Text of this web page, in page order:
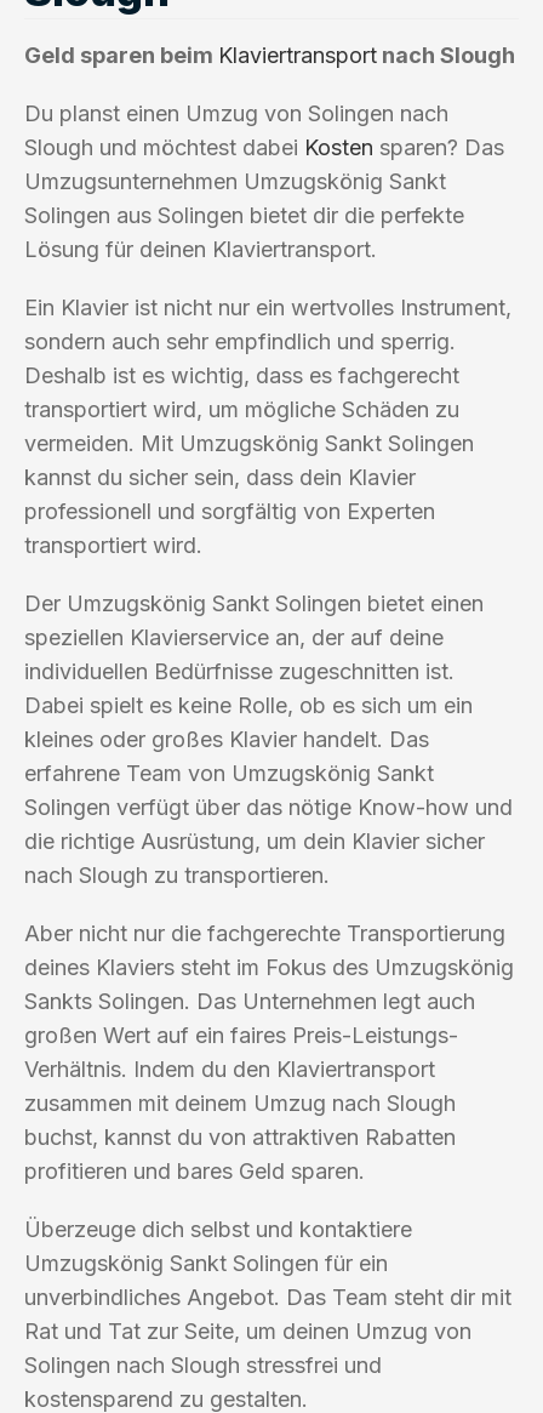
Geld sparen beim Klaviertransport nach Slough
Du planst einen Umzug von Solingen nach
Slough und möchtest dabei Kosten sparen? Das
Umzugsunternehmen Umzugskönig Sankt
Solingen aus Solingen bietet dir die perfekte
Lösung für deinen Klaviertransport.
Ein Klavier ist nicht nur ein wertvolles Instrument,
sondern auch sehr empfindlich und sperrig.
Deshalb ist es wichtig, dass es fachgerecht
transportiert wird, um mögliche Schäden zu
vermeiden. Mit Umzugskönig Sankt Solingen
kannst du sicher sein, dass dein Klavier
professionell und sorgfältig von Experten
transportiert wird.
Der Umzugskönig Sankt Solingen bietet einen
speziellen Klavierservice an, der auf deine
individuellen Bedürfnisse zugeschnitten ist.
Dabei spielt es keine Rolle, ob es sich um ein
kleines oder großes Klavier handelt. Das
erfahrene Team von Umzugskönig Sankt
Solingen verfügt über das nötige Know-how und
die richtige Ausrüstung, um dein Klavier sicher
nach Slough zu transportieren.
Aber nicht nur die fachgerechte Transportierung
deines Klaviers steht im Fokus des Umzugskönig
Sankts Solingen. Das Unternehmen legt auch
großen Wert auf ein faires Preis-Leistungs-
Verhältnis. Indem du den Klaviertransport
zusammen mit deinem Umzug nach Slough
buchst, kannst du von attraktiven Rabatten
profitieren und bares Geld sparen.
Überzeuge dich selbst und kontaktiere
Umzugskönig Sankt Solingen für ein
unverbindliches Angebot. Das Team steht dir mit
Rat und Tat zur Seite, um deinen Umzug von
Solingen nach Slough stressfrei und
kostensparend zu gestalten.